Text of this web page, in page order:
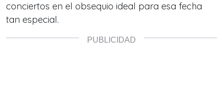
conciertos en el obsequio ideal para esa fecha
tan especial.